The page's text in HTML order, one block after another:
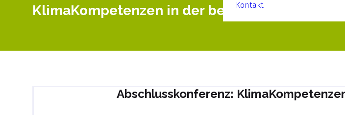
Kontakt
KlimaKompetenzen in der beruflichen Bildung
Abschlusskonferenz: